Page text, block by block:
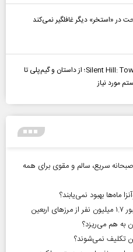
«استخر» دیگر غافلگیر نمی‌کند
بررسی بازی Silent Hill: Townfall؛ از داستان و گیم‌پلی تا
مورد نیاز
صبحانه چی درست کنم؟ معرفی ۳۰ صبحانه سریع، سالم و مقوی برای همه
ماه‌ها بهبود نمی‌یابند؟
به هم می‌ریزد؟
تکلیف نمی‌شوند؟